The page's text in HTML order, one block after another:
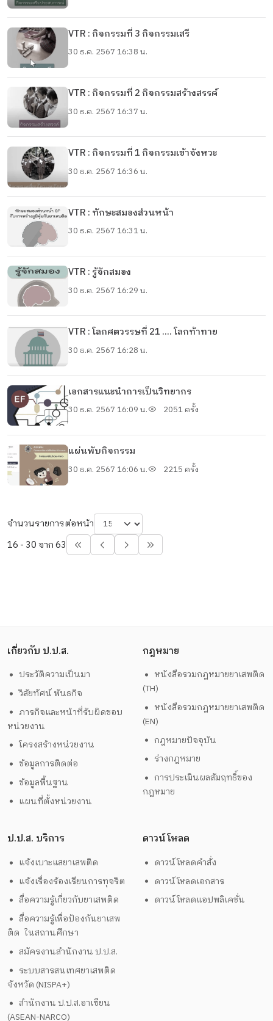
VTR : กิจกรรมที่ 3 กิจกรรมเสรี
30 ธ.ค. 2567 16:38 น.
VTR : กิจกรรมที่ 2 กิจกรรมสร้างสรรค์
30 ธ.ค. 2567 16:37 น.
VTR : กิจกรรมที่ 1 กิจกรรมเข้าจังหวะ
30 ธ.ค. 2567 16:36 น.
VTR : ทักษะสมองส่วนหน้า
30 ธ.ค. 2567 16:31 น.
VTR : รู้จักสมอง
30 ธ.ค. 2567 16:29 น.
VTR : โลกศตวรรษที่ 21 .... โลกท้าทาย
30 ธ.ค. 2567 16:28 น.
เอกสารแนะนำการเป็นวิทยากร
30 ธ.ค. 2567 16:09 น. 2051 ครั้ง
แผ่นพับกิจกรรม
30 ธ.ค. 2567 16:06 น. 2215 ครั้ง
จำนวนรายการต่อหน้า
16 - 30 จาก 63
เกี่ยวกับ ป.ป.ส.
ประวัติความเป็นมา
วิสัยทัศน์ พันธกิจ
ภารกิจและหน้าที่รับผิดชอบ
หน่วยงาน
โครงสร้างหน่วยงาน
ข้อมูลการติดต่อ
ข้อมูลพื้นฐาน
แผนที่ตั้งหน่วยงาน
กฎหมาย
หนังสือรวมกฎหมายยาเสพติด
(TH)
หนังสือรวมกฎหมายยาเสพติด
(EN)
กฎหมายปัจจุบัน
ร่างกฎหมาย
การประเมินผลสัมฤทธิ์ของ
กฎหมาย
ป.ป.ส. บริการ
แจ้งเบาะแสยาเสพติด
แจ้งเรื่องร้องเรียนการทุจริต
สื่อความรู้เกี่ยวกับยาเสพติด
สื่อความรู้เพื่อป้องกันยาเสพ
ติด ในสถานศึกษา
สมัครงานสำนักงาน ป.ป.ส.
ระบบสารสนเทศยาเสพติด
จังหวัด (NISPA+)
สำนักงาน ป.ป.ส.อาเซียน
(ASEAN-NARCO)
ดาวน์โหลด
ดาวน์โหลดคำสั่ง
ดาวน์โหลดเอกสาร
ดาวน์โหลดแอปพลิเคชั่น